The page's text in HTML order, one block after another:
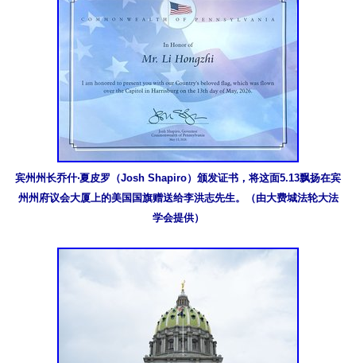
宾州州长乔什‧夏皮罗（Josh Shapiro）颁发证书，将这面5.13飘扬在宾
州州府议会大厦上的美国国旗赠送给李洪志先生。（由大费城法轮大法
学会提供）